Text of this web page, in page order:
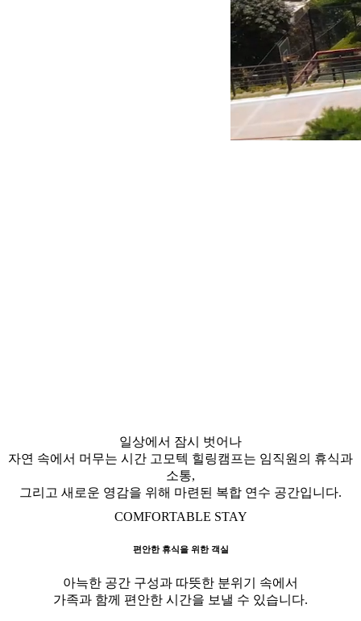
일상에서 잠시 벗어나
자연 속에서 머무는 시간 고모텍 힐링캠프는 임직원의 휴식과
소통,
그리고 새로운 영감을 위해 마련된 복합 연수 공간입니다.
COMFORTABLE STAY
편안한 휴식을 위한 객실
아늑한 공간 구성과 따뜻한 분위기 속에서
가족과 함께 편안한 시간을 보낼 수 있습니다.